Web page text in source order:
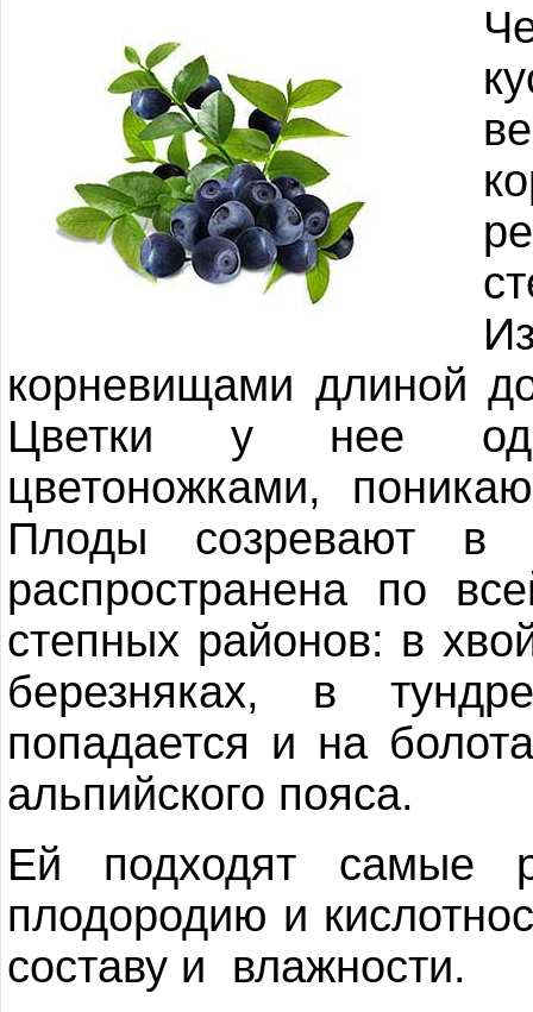
корневищами длиной
Цветки у нее
цветоножками,
Плоды созревают в
распространена по
степных районов: в
березняках, в
попадается и на
альпийского пояса.
Ей подходят самые
плодородию и
составу и влажности.